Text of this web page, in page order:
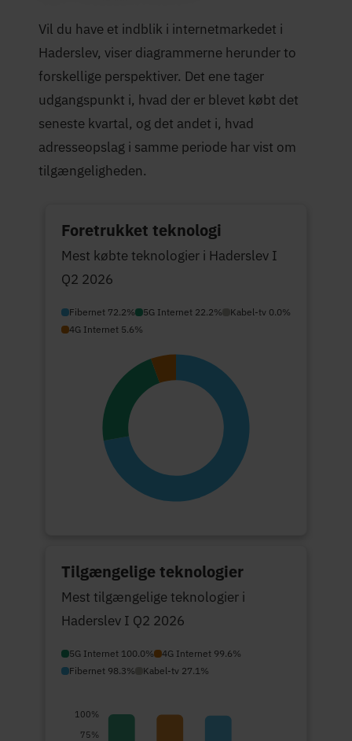
Vil du have et indblik i internetmarkedet i
Haderslev, viser diagrammerne herunder to
forskellige perspektiver. Det ene tager
udgangspunkt i, hvad der er blevet købt det
seneste kvartal, og det andet i, hvad
adresseopslag i samme periode har vist om
tilgængeligheden.
Foretrukket teknologi
Mest købte teknologier i Haderslev I
Q2 2026
Fibernet 72.2% 5G Internet 22.2%
Kabel-tv 0.0%
4G Internet 5.6%
Tilgængelige teknologier
Mest tilgængelige teknologier i
Haderslev I Q2 2026
5G Internet 100.0%
4G Internet 99.6%
Fibernet 98.3%
Kabel-tv 27.1%
100%
75%